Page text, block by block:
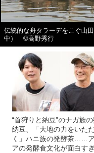
伝統的な舟タラーデをこぐ山
中） ©高野秀行
“首狩りと納豆”のナガ族
納豆、「大地の力をいた
く」ハニ族の発酵茶……
アの発酵食文化が面白す